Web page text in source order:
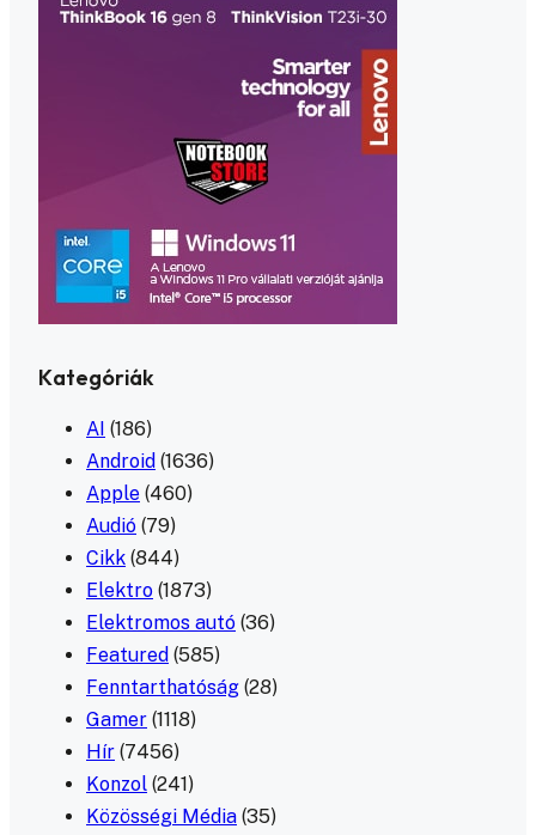
Kategóriák
AI (186)
Android (1636)
Apple (460)
Audió (79)
Cikk (844)
Elektro (1873)
Elektromos autó (36)
Featured (585)
Fenntarthatóság (28)
Gamer (1118)
Hír (7456)
Konzol (241)
Közösségi Média (35)